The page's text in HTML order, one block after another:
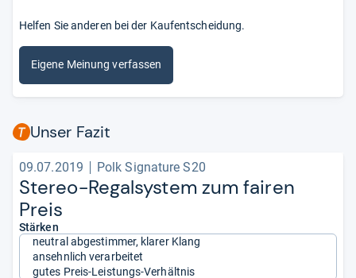
Helfen Sie anderen bei der Kaufentscheidung.
Eigene Meinung verfassen
Unser Fazit
09.07.2019 Polk Signature S20
Ste­reo-​Regal­sys­tem zum fai­ren
Preis
Stärken
neutral abgestimmer, klarer Klang
ansehnlich verarbeitet
gutes Preis-Leistungs-Verhältnis